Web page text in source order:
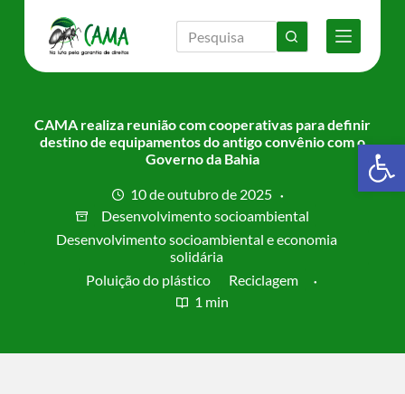
Barra de Ferramentas Aberta
CAMA realiza reunião com cooperativas para definir
destino de equipamentos do antigo convênio com o
Governo da Bahia
10 de outubro de 2025
Desenvolvimento socioambiental
Desenvolvimento socioambiental e economia
solidária
Poluição do plástico
Reciclagem
1 min